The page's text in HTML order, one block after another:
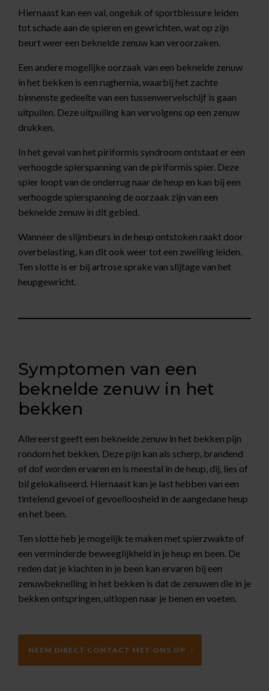
Hiernaast kan een val, ongeluk of sportblessure leiden
tot schade aan de spieren en gewrichten, wat op zijn
beurt weer een beknelde zenuw kan veroorzaken.
Een andere mogelijke oorzaak van een beknelde zenuw
in het bekken is een rughernia, waarbij het zachte
binnenste gedeelte van een tussenwervelschijf is gaan
uitpuilen. Deze uitpuiling kan vervolgens op een zenuw
drukken.
In het geval van het piriformis syndroom ontstaat er een
verhoogde spierspanning van de piriformis spier. Deze
spier loopt van de onderrug naar de heup en kan bij een
verhoogde spierspanning de oorzaak zijn van een
beknelde zenuw in dit gebied.
Wanneer de slijmbeurs in de heup ontstoken raakt door
overbelasting, kan dit ook weer tot een zwelling leiden.
Ten slotte is er bij artrose sprake van slijtage van het
heupgewricht.
Symptomen van een
beknelde zenuw in het
bekken
Allereerst geeft een beknelde zenuw in het bekken pijn
rondom het bekken. Deze pijn kan als scherp, brandend
of dof worden ervaren en is meestal in de heup, dij, lies of
bil gelokaliseerd. Hiernaast kan je last hebben van een
tintelend gevoel of gevoelloosheid in de aangedane heup
en het been.
Ten slotte heb je mogelijk te maken met spierzwakte of
een verminderde beweeglijkheid in je heup en been. De
reden dat je klachten in je been kan ervaren bij een
zenuwbeknelling in het bekken is dat de zenuwen die in je
bekken ontspringen, uitlopen naar je benen en voeten.
NEEM DIRECT CONTACT MET ONS OP